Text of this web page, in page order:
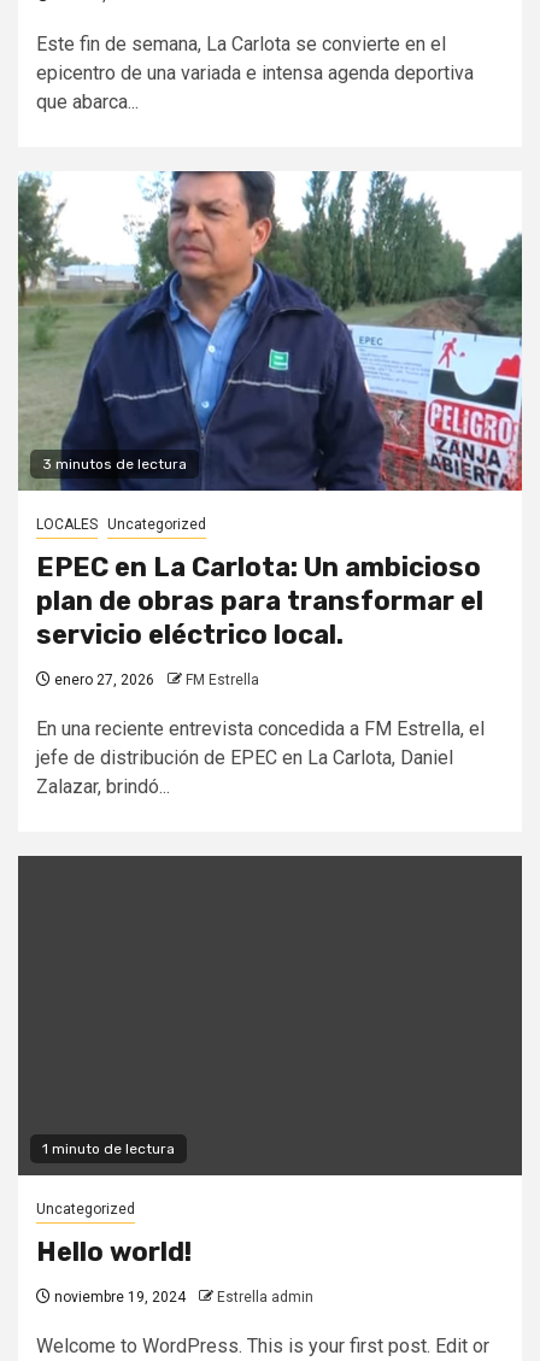
Este fin de semana, La Carlota se convierte en el
epicentro de una variada e intensa agenda deportiva
que abarca...
3 minutos de lectura
LOCALES Uncategorized
EPEC en La Carlota: Un ambicioso
plan de obras para transformar el
servicio eléctrico local.
enero 27, 2026 FM Estrella
En una reciente entrevista concedida a FM Estrella, el
jefe de distribución de EPEC en La Carlota, Daniel
Zalazar, brindó...
1 minuto de lectura
Uncategorized
Hello world!
noviembre 19, 2024 Estrella admin
Welcome to WordPress. This is your first post. Edit or